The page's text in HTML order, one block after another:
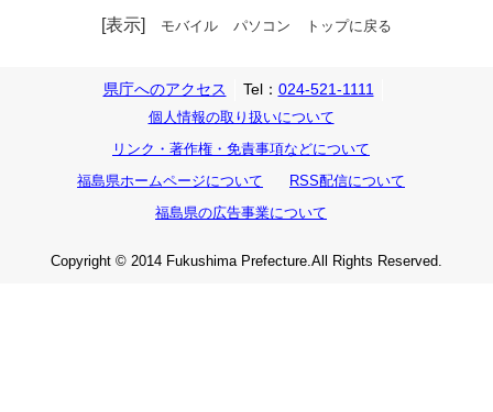
[表示] モバイル パソコン トップに戻る
県庁へのアクセス Tel： 024-521-1111
個人情報の取り扱いについて
リンク・著作権・免責事項などについて
福島県ホームページについて
RSS配信について
福島県の広告事業について
Copyright © 2014 Fukushima Prefecture.All Rights Reserved.